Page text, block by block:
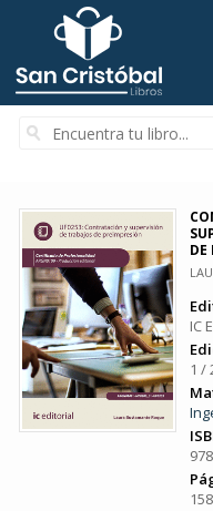
DE
IC
1 /
158